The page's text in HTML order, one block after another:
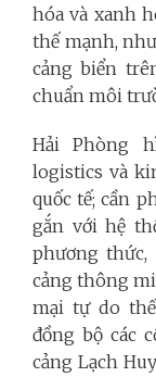
hóa và xanh
thế mạnh,
cảng biển
chuẩn môi
Hải Phòng
logistics và
quốc tế; cần
gắn với hệ
phương thức,
cảng thông
mại tự do
đồng bộ các
cảng Lạch